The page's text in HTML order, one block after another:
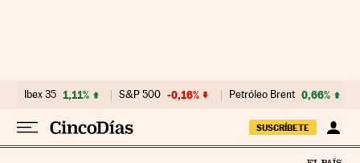
Ibex 35 1,11% S&P 500 -0,16% Petróleo Brent 0,66%
SUSCRÍBETE